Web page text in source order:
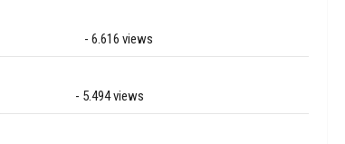
- 6.616 views
- 5.494 views